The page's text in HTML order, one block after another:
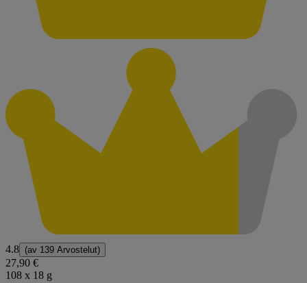
4.8 (av 139 Arvostelut)
27,90 €
108 x 18 g